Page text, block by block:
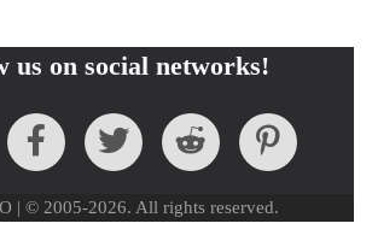
us on social networks!
| © 2005-2026. All rights reserved.